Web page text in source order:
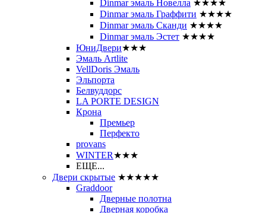
Dinmar эмаль Новелла ★★★★
Dinmar эмаль Граффити ★★★★
Dinmar эмаль Сканди ★★★★
Dinmar эмаль Эстет ★★★★
ЮниДвери★★★
Эмаль Artlite
VellDoris Эмаль
Эльпорта
Белвуддорс
LA PORTE DESIGN
Крона
Премьер
Перфекто
provans
WINTER★★★
ЕЩЕ...
Двери скрытые ★★★★★
Graddoor
Дверные полотна
Дверная коробка